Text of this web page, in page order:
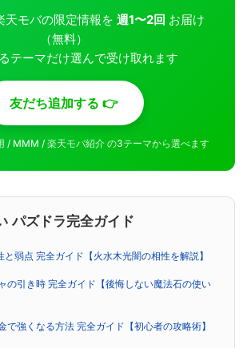
モバの限定情報を 週1〜2回 お届け
（無料）
テーマだけ選んで受け取れます
友だち追加する 👉
/ MMM / 楽天モバ紹介 の3テーマから選べます
パズドラ完全ガイド
弱点 完全ガイド【火水木光闇の相性を解説】
の引き時 完全ガイド【後悔しない魔法石の使い
で強くなる方法 完全ガイド【初心者の攻略術】